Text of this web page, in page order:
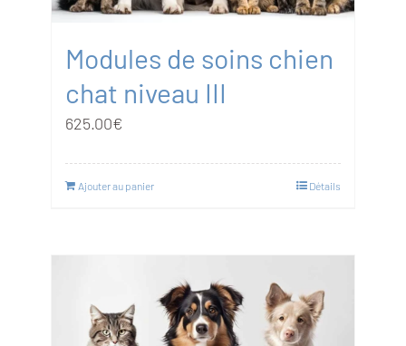
Modules de soins chien
chat niveau III
625.00€
Ajouter au panier Détails